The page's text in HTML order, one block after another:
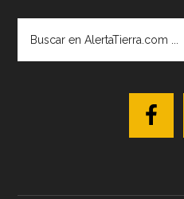
AlertaTierra.com